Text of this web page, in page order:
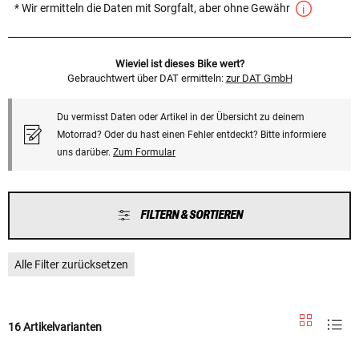
* Wir ermitteln die Daten mit Sorgfalt, aber ohne Gewähr
Wieviel ist dieses Bike wert?
Gebrauchtwert über DAT ermitteln: zur DAT GmbH
Du vermisst Daten oder Artikel in der Übersicht zu deinem
Motorrad? Oder du hast einen Fehler entdeckt? Bitte informiere
uns darüber. Zum Formular
FILTERN & SORTIEREN
Alle Filter zurücksetzen
16 Artikelvarianten